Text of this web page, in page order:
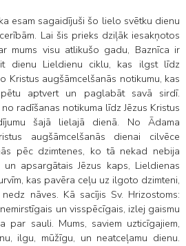
esam sagaidījuši šo lielo svētku dienu
Lai šis prieks dziļāk iesakņotos
mums visu atlikušo gadu, Baznīca ir
dienu Lieldienu ciklu, kas ilgst līdz
Kristus augšāmcelšanās notikumu, kas
aptvert un paglabāt savā sirdī.
radīšanas notikuma līdz Jēzus Kristus
šajā lielajā dienā. No Ādama
augšāmcelšanās dienai cilvēce
pēc dzimtenes, ko tā nekad nebija
apsargātais Jēzus kaps, Lieldienas
kas pavēra ceļu uz ilgoto dzimteni,
nāves. Kā sacījis Sv. Hrizostoms:
un visspēcīgais, izlej gaismu
par sauli. Mums, saviem uzticīgajiem,
ilgu, mūžīgu, un neatceļamu dienu.